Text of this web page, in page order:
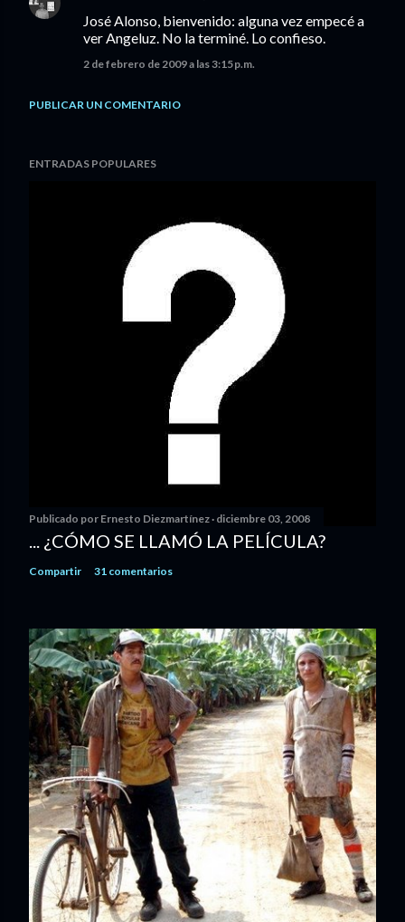
José Alonso, bienvenido: alguna vez empecé a
ver Angeluz. No la terminé. Lo confieso.
2 de febrero de 2009 a las 3:15 p.m.
PUBLICAR UN COMENTARIO
ENTRADAS POPULARES
Publicado por Ernesto Diezmartínez diciembre 03, 2008
... ¿CÓMO SE LLAMÓ LA PELÍCULA?
Compartir 31 comentarios